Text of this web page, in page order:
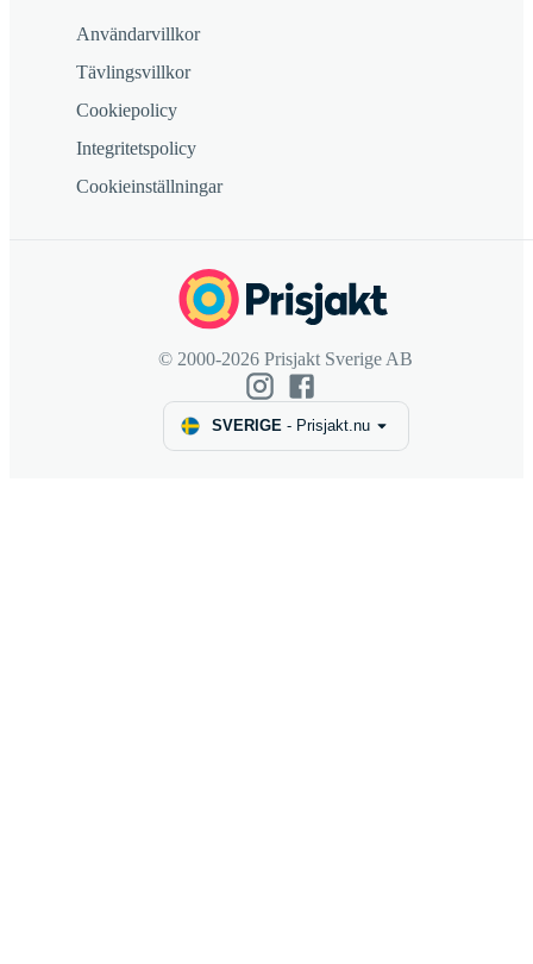
Användarvillkor
Tävlingsvillkor
Cookiepolicy
Integritetspolicy
Cookieinställningar
© 2000-2026 Prisjakt Sverige AB
SVERIGE- Prisjakt.nu